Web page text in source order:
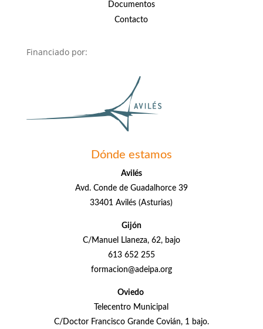
Documentos
Contacto
Financiado por:
Dónde estamos
Avilés
Avd. Conde de Guadalhorce 39
33401 Avilés (Asturias)
Gijón
C/Manuel Llaneza, 62, bajo
613 652 255
formacion@adeipa.org
Oviedo
Telecentro Municipal
C/Doctor Francisco Grande Covián, 1 bajo.